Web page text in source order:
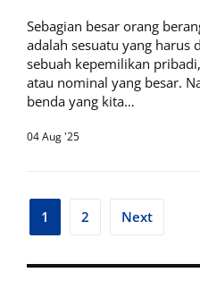
Sebagian besar orang
adalah sesuatu yang harus
sebuah kepemilikan
atau nominal yang besar.
benda yang kita…
04 Aug '25
Posts
1 2 Next